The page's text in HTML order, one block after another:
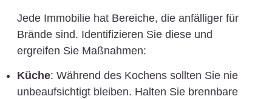
Jede Immobilie hat Bereiche, die anfälliger für
Brände sind. Identifizieren Sie diese und
ergreifen Sie Maßnahmen:
Küche: Während des Kochens sollten Sie nie
unbeaufsichtigt bleiben. Halten Sie brennbare